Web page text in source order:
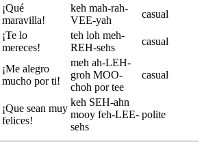
¡Qué
maravilla!
keh mah-rah-
VEE-yah
casual
¡Te lo
mereces!
teh loh meh-
REH-sehs
casual
¡Me alegro
mucho por ti!
meh ah-LEH-
groh MOO-
choh por tee
casual
¡Que sean muy
felices!
keh SEH-ahn
mooy feh-LEE-
sehs
polite